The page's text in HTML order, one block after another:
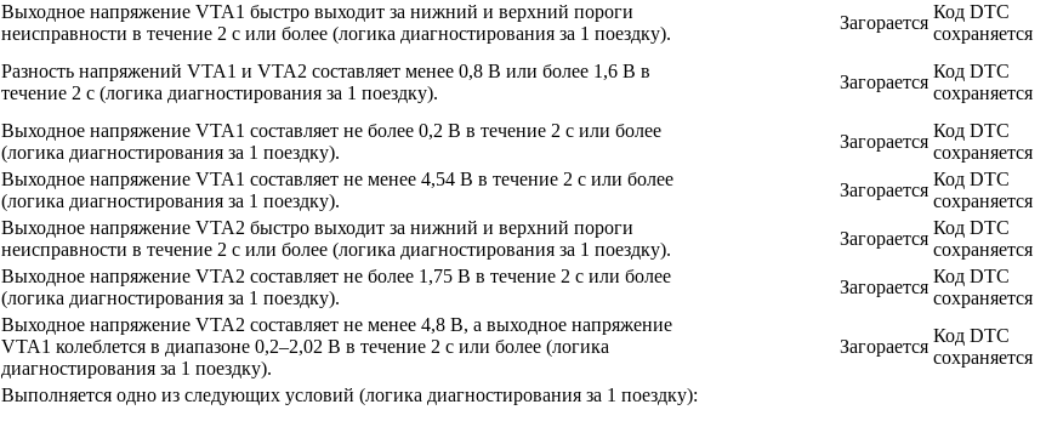
Выходное напряжение VTA1 быстро выходит за нижний и верхний пороги
неисправности в течение 2 с или более (логика диагностирования за 1 поездку).
Загорается
Код DTC
сохраняется
Разность напряжений VTA1 и VTA2 составляет менее 0,8 В или более 1,6 В в
течение 2 с (логика диагностирования за 1 поездку).
Загорается
Код DTC
сохраняется
Выходное напряжение VTA1 составляет не более 0,2 В в течение 2 с или более
(логика диагностирования за 1 поездку).
Загорается
Код DTC
сохраняется
Выходное напряжение VTA1 составляет не менее 4,54 В в течение 2 с или более
(логика диагностирования за 1 поездку).
Загорается
Код DTC
сохраняется
Выходное напряжение VTA2 быстро выходит за нижний и верхний пороги
неисправности в течение 2 с или более (логика диагностирования за 1 поездку).
Загорается
Код DTC
сохраняется
Выходное напряжение VTA2 составляет не более 1,75 В в течение 2 с или более
(логика диагностирования за 1 поездку).
Загорается
Код DTC
сохраняется
Выходное напряжение VTA2 составляет не менее 4,8 В, а выходное напряжение
VTA1 колеблется в диапазоне 0,2–2,02 В в течение 2 с или более (логика
диагностирования за 1 поездку).
Загорается
Код DTC
сохраняется
Выполняется одно из следующих условий (логика диагностирования за 1 поездку):